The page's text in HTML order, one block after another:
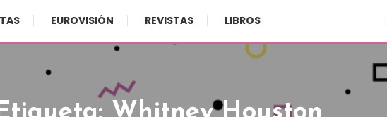
EUROVISIÓN REVISTAS LIBROS